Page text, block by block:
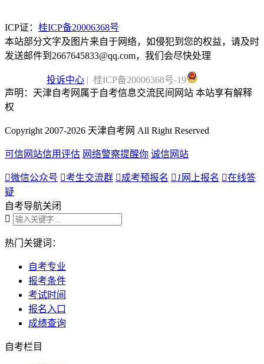
ICP证： 桂ICP备20006368号
本站部分文字及图片来自于网络，如侵犯到您的权益，请及时
发送邮件到2667645833@qq.com，我们会尽快处理
投诉中心 | 桂ICP备20006368号-19
声明：天津自考网属于自考信息交流民间网站 本站享有解释
权
Copyright 2007-2026 天津自考网 All Right Reserved
可信网站信用评估 网络警察提醒你 诚信网站
微信公众号 考生交流群 成考预报名  1 网上报名 在线答
疑
自考导航关闭

热门关键词：
自考专业
报考条件
考试时间
报名入口
成绩查询
自考栏目